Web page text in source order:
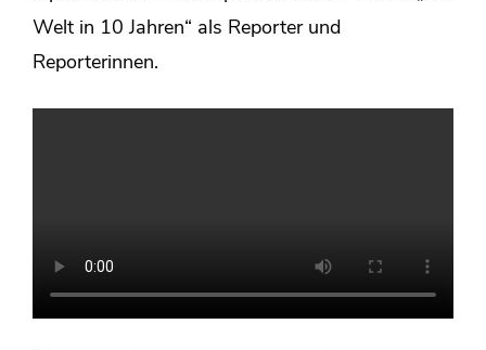
Welt in 10 Jahren“ als Reporter und
Reporterinnen.